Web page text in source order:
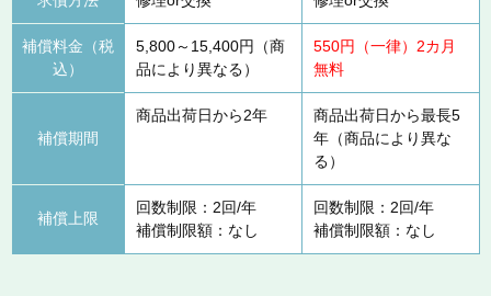
補償料金（税
込）
5,800～15,400円（商
品により異なる）
550円（一律）2カ月
無料
補償期間
商品出荷日から2年
商品出荷日から最長5
年（商品により異な
る）
補償上限
回数制限：2回/年
補償制限額：なし
回数制限：2回/年
補償制限額：なし